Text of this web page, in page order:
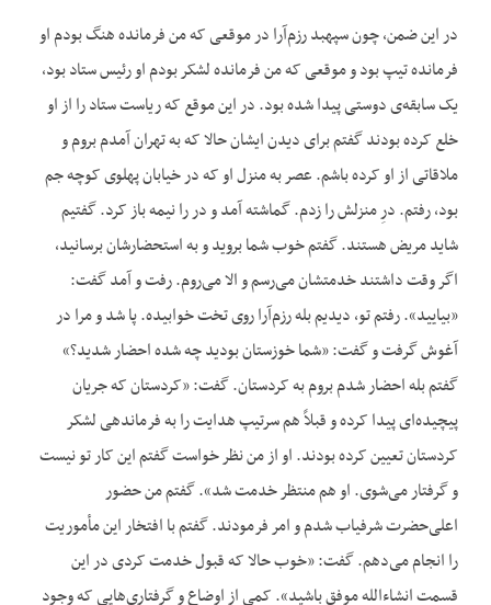
در این ضمن، چون سپهبد رزم‌آرا در موقعی که من فرمانده هنگ بودم او
فرمانده تیپ بود و موقعی که من فرمانده لشکر بودم او رئیس ستاد بود،
یک سابقه‌ی دوستی پیدا شده بود. در این موقع که ریاست ستاد را از او
خلع کرده بودند گفتم برای دیدن ایشان حالا که به تهران آمدم بروم و
ملاقاتی از او کرده باشم. عصر به منزل او که در خیابان پهلوی کوچه جم
بود، رفتم. درِ منزلش را زدم. گماشته آمد و در را نیمه باز کرد. گفتیم
شاید مریض هستند. گفتم خوب شما بروید و به استحضارشان برسانید،
اگر وقت داشتند خدمتشان می‌رسم و الا می‌روم. رفت و آمد گفت:
«بیایید». رفتم تو، دیدیم بله رزم‌آرا روی تخت خوابیده. پا شد و مرا در
آغوش گرفت و گفت: «شما خوزستان بودید چه شده احضار شدید؟»
گفتم بله احضار شدم بروم به کردستان. گفت: «کردستان که جریان
پیچیده‌ای پیدا کرده و قبلاً هم سرتیپ هدایت را به فرماندهی لشکر
کردستان تعیین کرده بودند. او از من نظر خواست گفتم این کار تو نیست
و گرفتار می‌شوی. او هم منتظر خدمت شد». گفتم من حضور
اعلی‌حضرت شرفیاب شدم و امر فرمودند. گفتم با افتخار این مأموریت
را انجام می‌دهم. گفت: «خوب حالا که قبول خدمت کردی در این
قسمت انشاءالله موفق باشید». کمی از اوضاع و گرفتاری‌هایی که وجود